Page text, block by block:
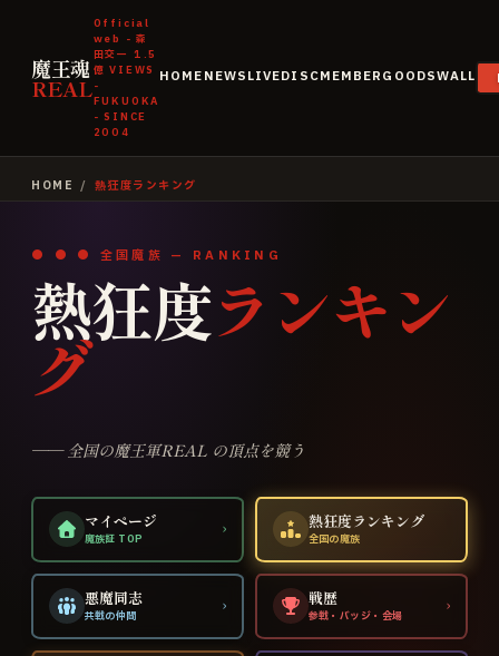
魔王魂
REAL
Official
web - 森
田交一 1.5
億 VIEWS
-
FUKUOKA
- SINCE
2004
HOMENEWSLIVEDISCMEMBERGOODSWALL
HOME / 熱狂度ランキング
● ● ● 全国魔族 — RANKING
熱狂度ランキン
グ
—— 全国の魔王軍REAL の頂点を競う
マイページ
魔族証 TOP › 熱狂度ランキング
全国の魔族
悪魔同志
共戦の仲間 › 戦歴
参戦・バッジ・会場 ›